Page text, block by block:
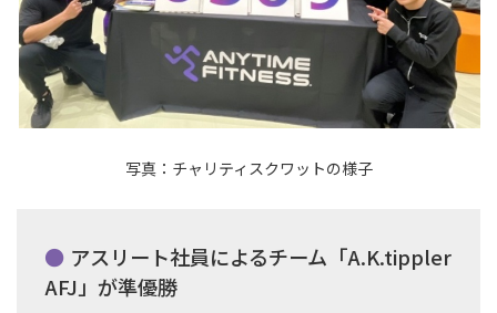
写真：チャリティスクワットの様子
アスリート社員によるチーム「A.K.tippler
AFJ」が準優勝